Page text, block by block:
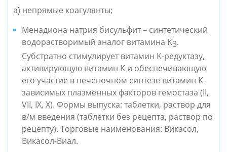
а) непрямые коагулянты;
Менадиона натрия бисульфит – синтетический
водорастворимый аналог витамина K3.
Субстратно стимулирует витамин K-редуктазу,
активирующую витамин K и обеспечивающую
его участие в печеночном синтезе витамин K-
зависимых плазменных факторов гемостаза (II,
VII, IX, X). Формы выпуска: таблетки, раствор для
в/м введения (таблетки без рецепта, раствор по
рецепту). Торговые наименования: Викасол,
Викасол-Виал.